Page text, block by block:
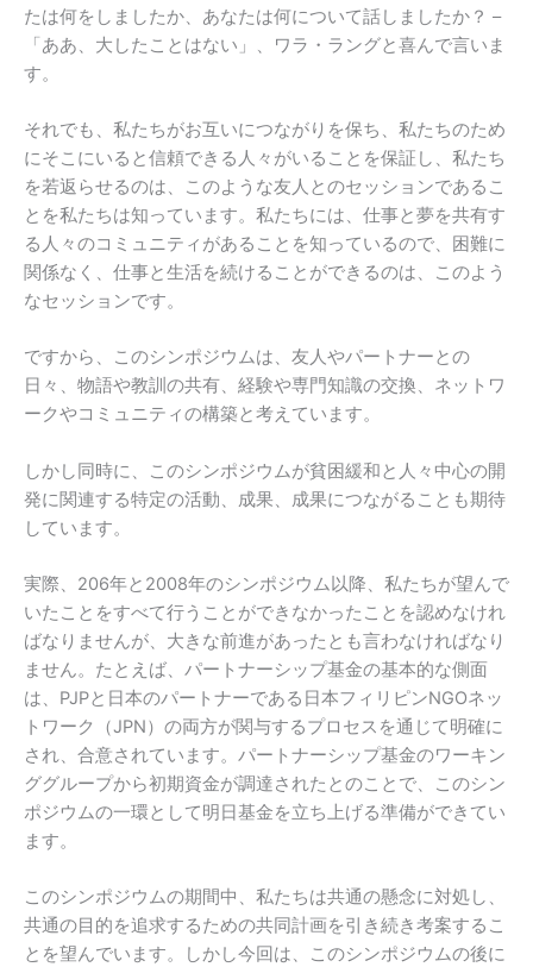
たは何をしましたか、あなたは何について話しましたか？ –
「ああ、大したことはない」、ワラ・ラングと喜んで言いま
す。
それでも、私たちがお互いにつながりを保ち、私たちのため
にそこにいると信頼できる人々がいることを保証し、私たち
を若返らせるのは、このような友人とのセッションであるこ
とを私たちは知っています。私たちには、仕事と夢を共有す
る人々のコミュニティがあることを知っているので、困難に
関係なく、仕事と生活を続けることができるのは、このよう
なセッションです。
ですから、このシンポジウムは、友人やパートナーとの
日々、物語や教訓の共有、経験や専門知識の交換、ネットワ
ークやコミュニティの構築と考えています。
しかし同時に、このシンポジウムが貧困緩和と人々中心の開
発に関連する特定の活動、成果、成果につながることも期待
しています。
実際、206年と2008年のシンポジウム以降、私たちが望んで
いたことをすべて行うことができなかったことを認めなけれ
ばなりませんが、大きな前進があったとも言わなければなり
ません。たとえば、パートナーシップ基金の基本的な側面
は、PJPと日本のパートナーである日本フィリピンNGOネッ
トワーク（JPN）の両方が関与するプロセスを通じて明確に
され、合意されています。パートナーシップ基金のワーキン
ググループから初期資金が調達されたとのことで、このシン
ポジウムの一環として明日基金を立ち上げる準備ができてい
ます。
このシンポジウムの期間中、私たちは共通の懸念に対処し、
共通の目的を追求するための共同計画を引き続き考案するこ
とを望んでいます。しかし今回は、このシンポジウムの後に